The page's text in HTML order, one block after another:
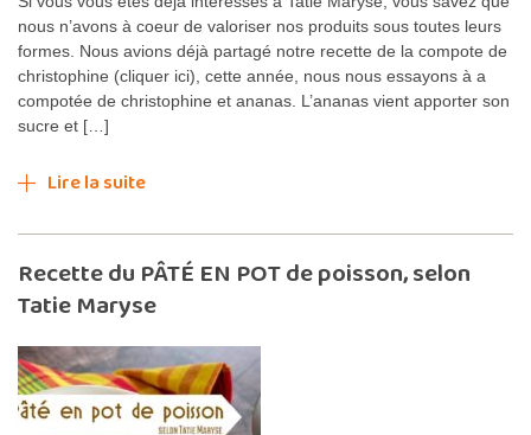
nous n’avons à coeur de valoriser nos produits sous toutes leurs
formes. Nous avions déjà partagé notre recette de la compote de
christophine (cliquer ici), cette année, nous nous essayons à a
compotée de christophine et ananas. L’ananas vient apporter son
sucre et […]
Lire la suite
Recette du PÂTÉ EN POT de poisson, selon
Tatie Maryse